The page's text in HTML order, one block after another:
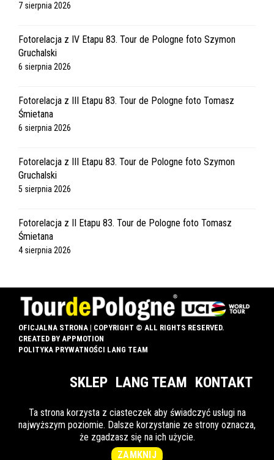
7 sierpnia 2026
Fotorelacja z IV Etapu 83. Tour de Pologne foto Szymon
Gruchalski
6 sierpnia 2026
Fotorelacja z III Etapu 83. Tour de Pologne foto Tomasz
Śmietana
6 sierpnia 2026
Fotorelacja z III Etapu 83. Tour de Pologne foto Szymon
Gruchalski
5 sierpnia 2026
Fotorelacja z II Etapu 83. Tour de Pologne foto Tomasz
Śmietana
4 sierpnia 2026
OFICJALNA STRONA | COPYRIGHT © ALL RIGHTS RESERVED.
CREATED BY APPMOTION
POLITYKA PRYWATNOŚCI LANG TEAM
SKLEP LANG TEAM KONTAKT
INFO DLA OZN
Ta strona korzysta z ciasteczek aby świadczyć usługi na
najwyższym poziomie. Dalsze korzystanie ze strony oznacza,
że zgadzasz się na ich użycie.
ZAMKNIJ